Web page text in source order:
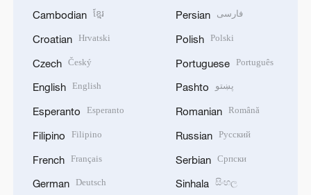
Cambodian ខ្មែរ
Croatian Hrvatski
Czech Český
English English
Esperanto Esperanto
Filipino Filipino
French Français
German Deutsch
Persian فارسی
Polish Polski
Portuguese Português
Pashto پښتو
Romanian Română
Russian Русский
Serbian Српски
Sinhala සිංහල